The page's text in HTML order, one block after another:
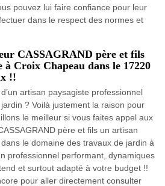
pouvez lui faire confiance pour leur
dans le respect des normes et
CASSAGRAND père et fils
à Croix Chapeau dans le 17220
!!
artisan paysagiste professionnel
? Voilà justement la raison pour
le meilleur si vous faites appel aux
père et fils un artisan
le domaine des travaux de jardin à
professionnel performant, dynamiques
et surtout adapté à votre budget !!
pour aller directement consulter